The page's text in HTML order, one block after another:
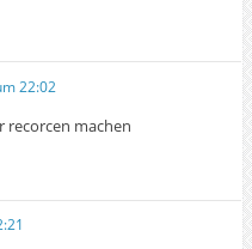
22:02
recorcen machen